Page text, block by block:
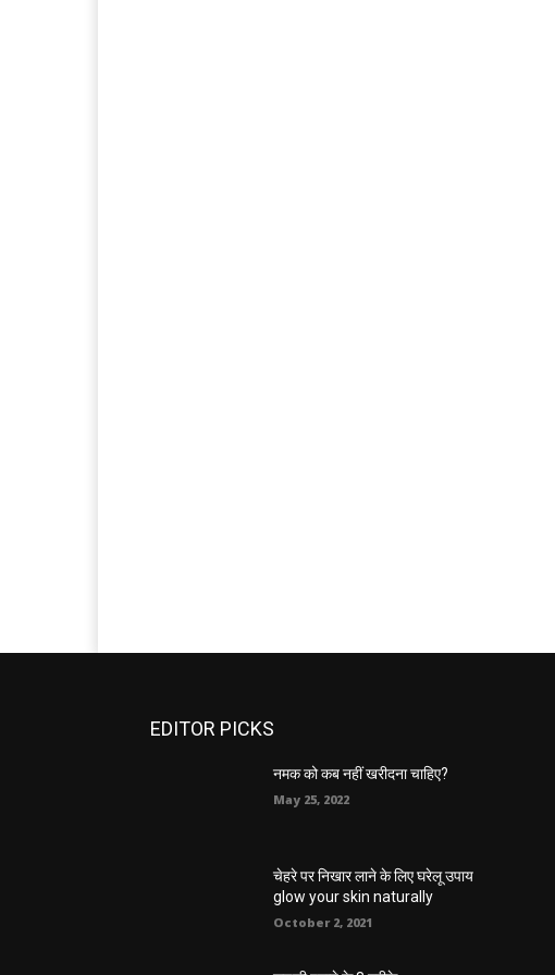
EDITOR PICKS
नमक को कब नहीं खरीदना चाहिए?
May 25, 2022
चेहरे पर निखार लाने के लिए घरेलू उपाय
glow your skin naturally
October 2, 2021